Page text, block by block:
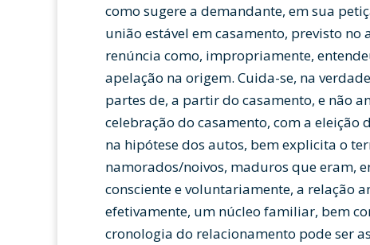
como sugere a demandante, em sua
união estável em casamento, previsto no
renúncia como, impropriamente,
apelação na origem. Cuida-se, na
partes de, a partir do casamento, e não
celebração do casamento, com a
na hipótese dos autos, bem explicita o
namorados/noivos, maduros que eram,
consciente e voluntariamente, a relação
efetivamente, um núcleo familiar, bem
cronologia do relacionamento pode ser